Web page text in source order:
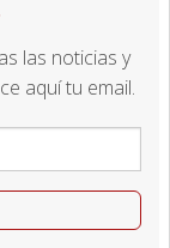
las noticias y
aquí tu email.